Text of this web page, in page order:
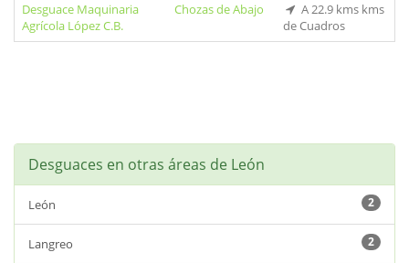
Desguace Maquinaria
Agrícola López C.B.
Chozas de Abajo
A 22.9 kms kms
de Cuadros
Desguaces en otras áreas de León
León 2
Langreo 2